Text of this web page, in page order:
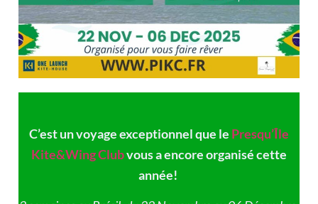
C’est un voyage exceptionnel que le Presqu’Île
Kite&Wing Clubvous a encore organisé cette
année!